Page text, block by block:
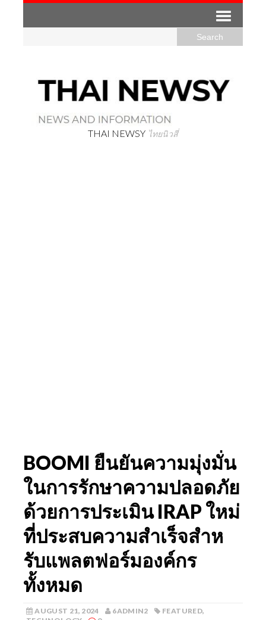
THAI NEWSY ไทยนิวสี่
BOOMI ยืนยันความมุ่งมั่น
ในการรักษาความปลอดภัย
ด้วยการประเมิน IRAP ใหม่
ที่ประสบความสําเร็จสําห
รับแพลตฟอร์มองค์กร
ทั้งหมด
AUGUST 21, 2024 6ADMIN2 FEATURED,